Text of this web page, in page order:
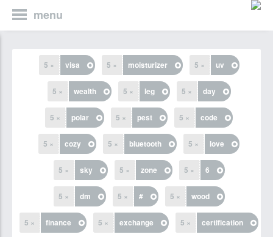
menu
5 × visa 5 × moisturizer 5 × uv
5 × wealth 5 × leg 5 × day
5 × polar 5 × pest 5 × code
5 × cozy 5 × bluetooth 5 × love
5 × sky 5 × zone 5 × 6
5 × dm 5 × # 5 × wood
5 × finance 5 × exchange 5 × certification